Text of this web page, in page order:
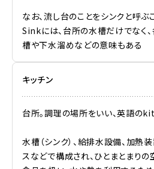
なお、流し台のことをシンクと呼ぶ
Sinkには、台所の水槽だけでなく
槽や下水溜めなどの意味もある
キッチン
台所。調理の場所をいい、英語の
水槽（シンク）、給排水設備、加熱
スなどで構成され、ひとまとまりの